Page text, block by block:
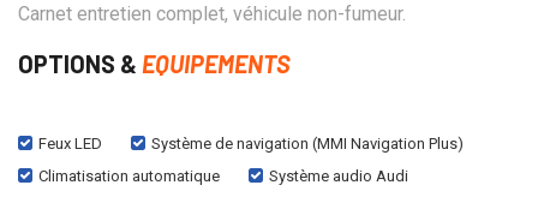
Carnet entretien complet, véhicule non-fumeur.
OPTIONS & EQUIPEMENTS
Feux LED
Système de navigation (MMI Navigation Plus)
Climatisation automatique
Système audio Audi